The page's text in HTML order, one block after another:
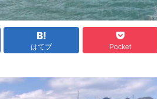
はてブ Pocket